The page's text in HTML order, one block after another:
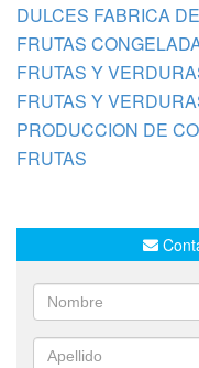
DULCES FABRICA DE
FRUTAS
FRUTAS Y
FRUTAS Y
PRODUCCION DE
FRUTAS